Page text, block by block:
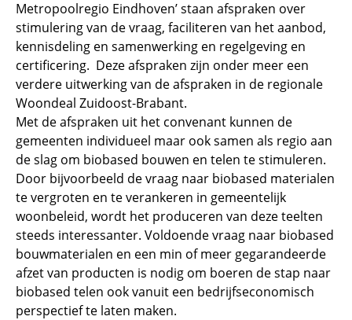
Metropoolregio Eindhoven’ staan afspraken over
stimulering van de vraag, faciliteren van het aanbod,
kennisdeling en samenwerking en regelgeving en
certificering. Deze afspraken zijn onder meer een
verdere uitwerking van de afspraken in de regionale
Woondeal Zuidoost-Brabant.
Met de afspraken uit het convenant kunnen de
gemeenten individueel maar ook samen als regio aan
de slag om biobased bouwen en telen te stimuleren.
Door bijvoorbeeld de vraag naar biobased materialen
te vergroten en te verankeren in gemeentelijk
woonbeleid, wordt het produceren van deze teelten
steeds interessanter. Voldoende vraag naar biobased
bouwmaterialen en een min of meer gegarandeerde
afzet van producten is nodig om boeren de stap naar
biobased telen ook vanuit een bedrijfseconomisch
perspectief te laten maken.